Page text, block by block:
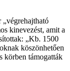
kinevezést, amit a
„Kb. 1500
köszönhetően
körben támogatták